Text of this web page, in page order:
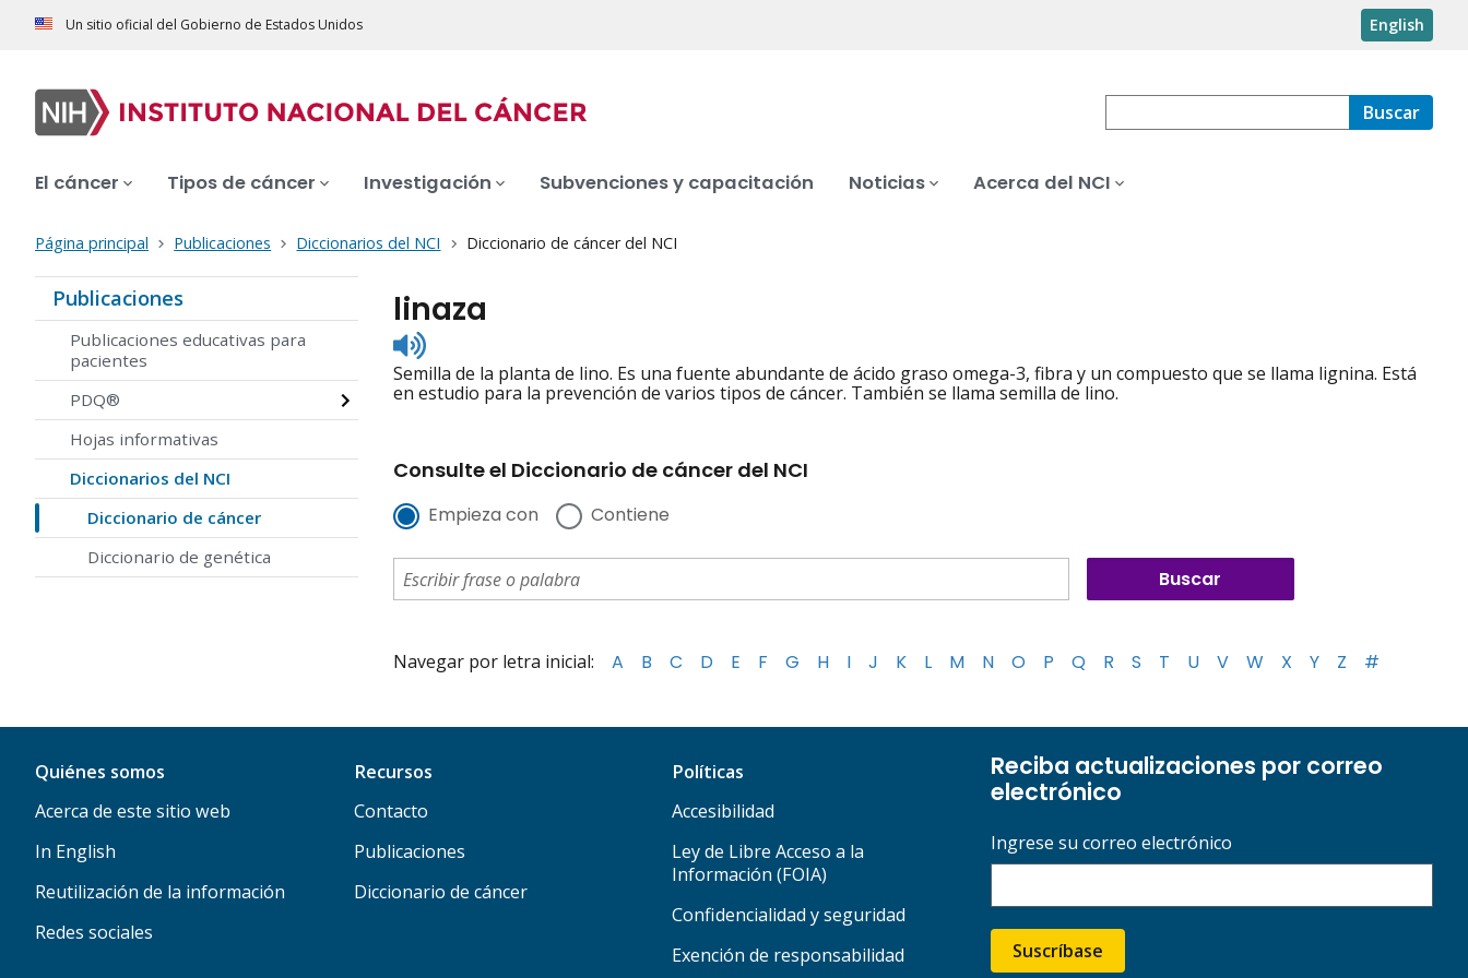
Un sitio oficial del Gobierno de Estados Unidos English
Buscar
El cáncer Tipos de cáncer Investigación Subvenciones y capacitación Noticias Acerca del NCI
Página principal Publicaciones Diccionarios del NCI Diccionario de cáncer del NCI
Publicaciones
Publicaciones educativas para
pacientes
PDQ®
Hojas informativas
Diccionarios del NCI
Diccionario de cáncer
Diccionario de genética
linaza
Listen
to
pronunciation
Semilla de la planta de lino. Es una fuente abundante de ácido graso omega-3, fibra y un compuesto que se llama lignina. Está
en estudio para la prevención de varios tipos de cáncer. También se llama semilla de lino.
Consulte el Diccionario de cáncer del NCI
Empieza con Contiene
Navegar por letra inicial: A B C D E F G H I J K L M N O P Q R S T U V W X Y Z #
Quiénes somos
Acerca de este sitio web
In English
Reutilización de la información
Redes sociales
Recursos
Contacto
Publicaciones
Diccionario de cáncer
Políticas
Accesibilidad
Ley de Libre Acceso a la
Información (FOIA)
Confidencialidad y seguridad
Exención de responsabilidad
Reciba actualizaciones por correo
electrónico
Ingrese su correo electrónico
Suscríbase